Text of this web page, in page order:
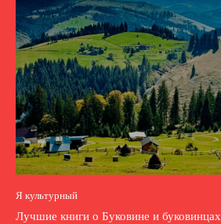
Я культурный
Лучшие книги о Буковине и буковинцах